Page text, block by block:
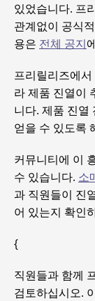
있었습니다. 프
관계없이 공식
용은 전체 공지
프리릴리즈에
라 제품 진열이
니다. 제품 진열
얻을 수 있도록
커뮤니티에 이
수 있습니다. 소
과 직원들이 진
어 있는지 확인
{
직원들과 함께
검토하십시오.